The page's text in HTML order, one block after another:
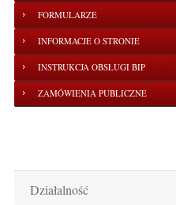
FORMULARZE
INFORMACJE O STRONIE
INSTRUKCJA OBSŁUGI BIP
ZAMÓWIENIA PUBLICZNE
Działalność